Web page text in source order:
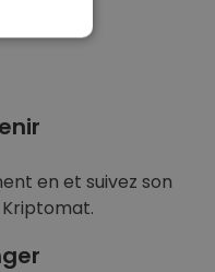
en et suivez son